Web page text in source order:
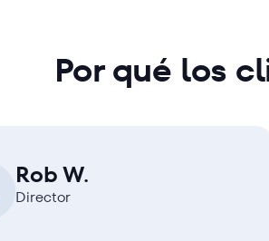
Por qué los
Rob W.
Director